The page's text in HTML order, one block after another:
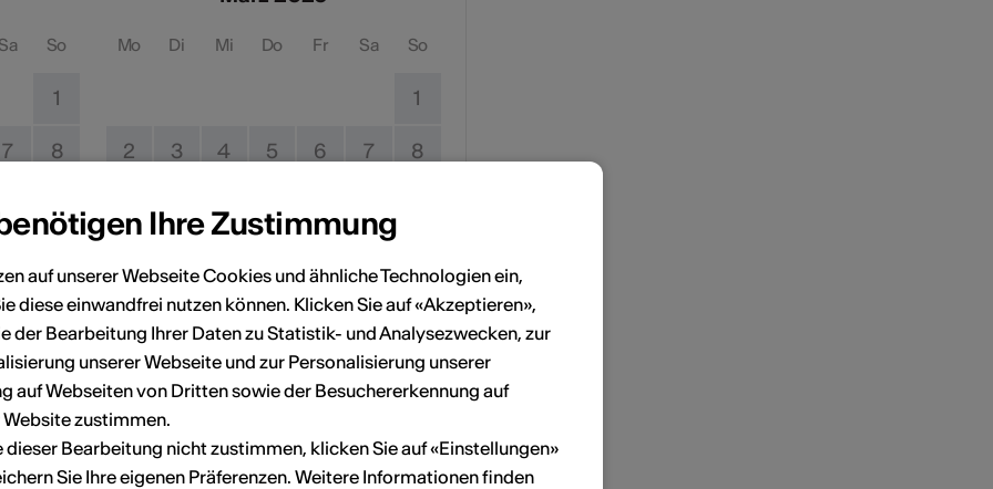
Sa So
1
7 8
Mo Di Mi Do Fr Sa So
1
2 3 4 5 6 7 8
23 24 25 26 27 28 29
30 31
Kein Durchführungsdatum
Ihre Zustimmung
auf unserer Webseite Cookies und ähnliche Technologien ein,
diese einwandfrei nutzen können. Klicken Sie auf «Akzeptieren»,
der Bearbeitung Ihrer Daten zu Statistik- und Analysezwecken, zur
unserer Webseite und zur Personalisierung unserer
auf Webseiten von Dritten sowie der Besuchererkennung auf
Website zustimmen.
dieser Bearbeitung nicht zustimmen, klicken Sie auf «Einstellungen»
Sie Ihre eigenen Präferenzen. Weitere Informationen finden